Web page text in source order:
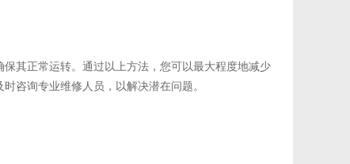
其正常运转。通过以上方法，您可以最大程度地减少
咨询专业维修人员，以解决潜在问题。